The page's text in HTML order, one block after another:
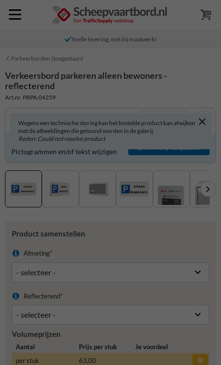
Snelle levering, ook bij maatwerk!
Parkeerborden (toegestaan)
Verkeersbord parkeren alleen bewoners -
reflecterend
Art.nr. PBPA.04259
Wegens een technische storing kan het bestelde product kan afwijken
met de afbeeldingen die getoond worden in de galerij.
Reden: Could not resolve product
Bekijk in 3D
Verkeersbord zelf aanpassen?
Pictogrammen en/of tekst wijzigen
Ontwerp aanpassen
Product samenstellen
Afmeting*
Reflecterend*
Volumeprijzen
Aantal Prijs per stuk
Je voordeel
per stuk
63,00